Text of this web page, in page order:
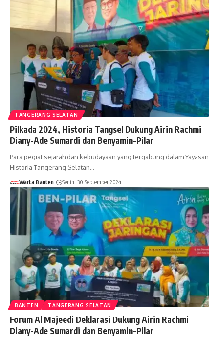
TANGERANG SELATAN
Pilkada 2024, Historia Tangsel Dukung Airin Rachmi
Diany-Ade Sumardi dan Benyamin-Pilar
Para pegiat sejarah dan kebudayaan yang tergabung dalam Yayasan
Historia Tangerang Selatan…
Warta Banten Senin, 30 September 2024
BANTEN TANGERANG SELATAN
Forum Al Majeedi Deklarasi Dukung Airin Rachmi
Diany-Ade Sumardi dan Benyamin-Pilar